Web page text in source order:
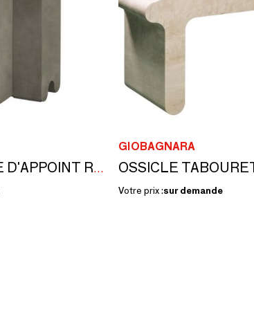
OSSICLE TABLE D'APPOINT RONDE EN CUIR
GIOBAGNARA
Votre prix :sur demande